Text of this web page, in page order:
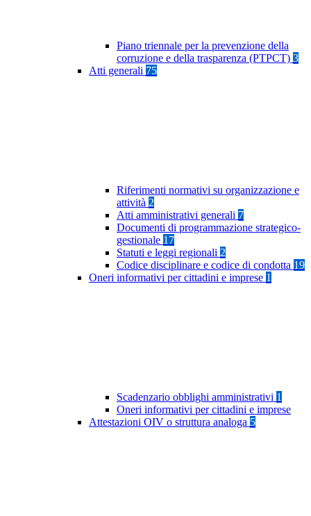
Piano triennale per la prevenzione della
corruzione e della trasparenza (PTPCT) 3
Atti generali 75
Riferimenti normativi su organizzazione e
attività 2
Atti amministrativi generali 7
Documenti di programmazione strategico-
gestionale 17
Statuti e leggi regionali 2
Codice disciplinare e codice di condotta 19
Oneri informativi per cittadini e imprese 1
Scadenzario obblighi amministrativi 1
Oneri informativi per cittadini e imprese
Attestazioni OIV o struttura analoga 5